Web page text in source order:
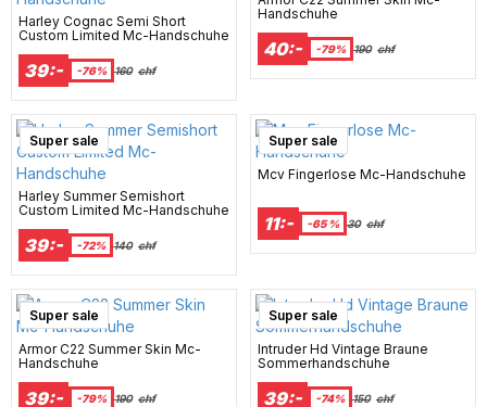
Harley Cognac Semi Short
Custom Limited Mc-Handschuhe
39:- -76% 160 chf
Handschuhe
40:- -79% 190 chf
Super sale
Harley Summer Semishort
Custom Limited Mc-Handschuhe
39:- -72% 140 chf
Super sale
Mcv Fingerlose Mc-Handschuhe
11:- -65 % 30 chf
Super sale
Armor C22 Summer Skin Mc-
Handschuhe
39:- -79% 190 chf
Super sale
Intruder Hd Vintage Braune
Sommerhandschuhe
39:- -74% 150 chf